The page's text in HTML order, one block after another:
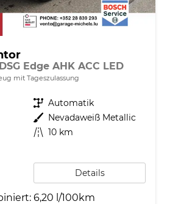
Edge AHK ACC LED
mit Tageszulassung
Getriebe Automatik
Außenfarbe Nevadaweiß Metallic
Kilometerstand 10 km
Details
6,20 l/100km